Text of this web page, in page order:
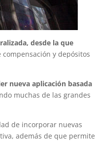
desde la que
y depósitos
nueva aplicación basada
muchas de las grandes
de incorporar nuevas
además de que permite